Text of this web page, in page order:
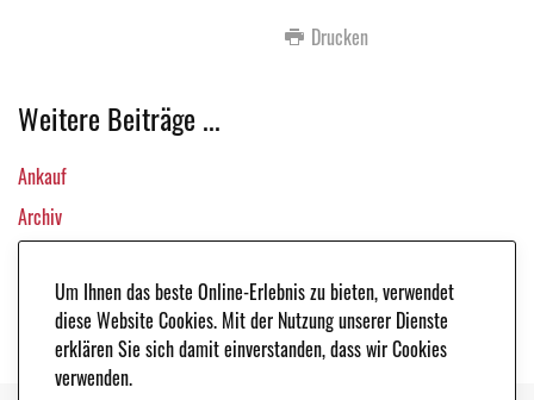
Drucken
Weitere Beiträge ...
Ankauf
Archiv
Motorsport
Um Ihnen das beste Online-Erlebnis zu bieten, verwendet
diese Website Cookies. Mit der Nutzung unserer Dienste
erklären Sie sich damit einverstanden, dass wir Cookies
verwenden.